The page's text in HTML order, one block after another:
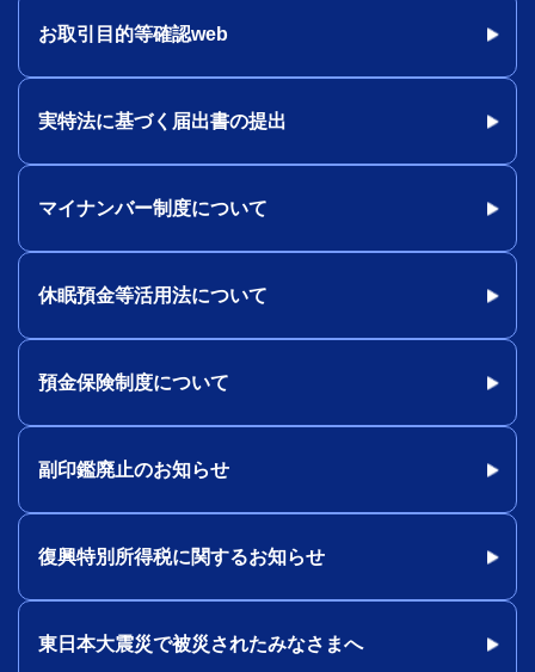
お取引目的等確認web
実特法に基づく届出書の提出
マイナンバー制度について
休眠預金等活用法について
預金保険制度について
副印鑑廃止のお知らせ
復興特別所得税に関するお知らせ
東日本大震災で被災されたみなさまへ